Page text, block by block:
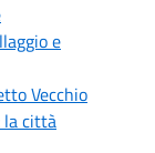
e
Vecchio
la città